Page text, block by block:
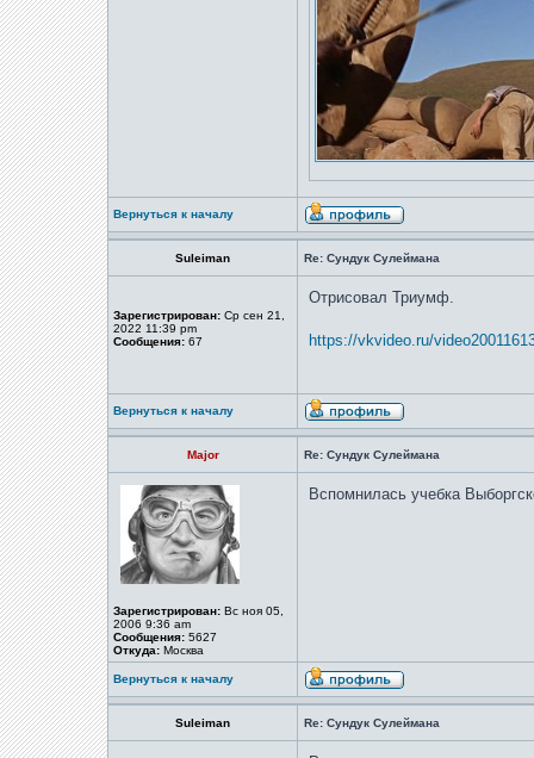
Вернуться к началу
Suleiman Re: Сундук Сулеймана
Зарегистрирован: Ср сен 21,
2022 11:39 pm
Сообщения: 67
Отрисовал Триумф.
https://vkvideo.ru/
Вернуться к началу
Major Re: Сундук Сулеймана
Зарегистрирован: Вс ноя 05,
2006 9:36 am
Сообщения: 5627
Откуда: Москва
Вспомнилась учебка
Вернуться к началу
Suleiman Re: Сундук Сулеймана